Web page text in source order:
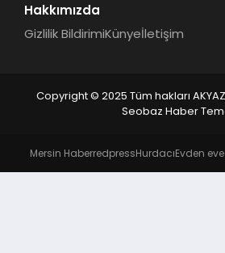
Hakkımızda
Gizlilik BildirimiKünyeİletişim
Copyright © 2025 Tüm hakları
Seobaz Haber
Mersin HaberredpressHurdacıEvden